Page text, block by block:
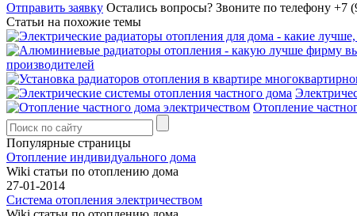
Отправить заявку Остались вопросы? Звоните по телефону +7
Статьи на похожие темы
производителей
Отопление
Популярные страницы
Отопление индивидуального дома
Wiki статьи по отоплению дома
27-01-2014
Система отопления электричеством